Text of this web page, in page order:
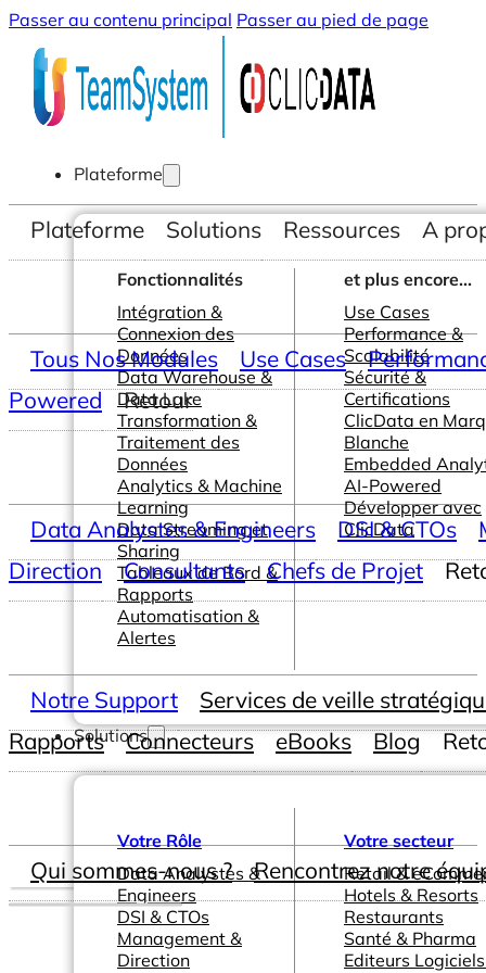
Passer au contenu principal Passer au pied de page
Plateforme
Fonctionnalités
Intégration &
Connexion des
Données
Data Warehouse &
Data Lake
Transformation &
Traitement des
Données
Analytics & Machine
Learning
Data Streaming et
Sharing
Tableaux de Bord &
Rapports
Automatisation &
Alertes
et plus encore...
Use Cases
Performance &
Scalabilité
Sécurité &
Certifications
ClicData en
Blanche
Embedded
AI-Powered
Développer avec
ClicData
Solutions
Votre Rôle
Data Analystes &
Engineers
DSI & CTOs
Management &
Direction
Votre secteur
Retail &
Hotels & Resorts
Restaurants
Santé & Pharma
Editeurs
Plateforme Solutions Ressources A
Tous Nos Modules Use Cases
Powered
Retour
Data Analystes & Engineers DSI & CTOs
Direction
Consultants Chefs de Projet
Notre Support
Services de veille
Rapports
Connecteurs eBooks Blog
Qui sommes-nous ? Rencontrez notre